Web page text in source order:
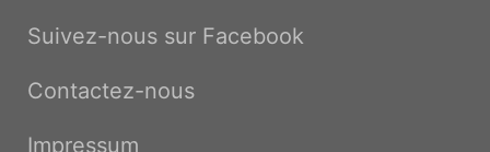
Suivez-nous sur Facebook
Contactez-nous
Impressum